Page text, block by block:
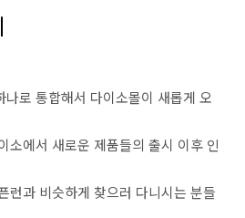
로 통합해서 다이소몰이 새롭게 오
소에서 새로운 제품들의 출시 이후 인
런과 비슷하게 찾으러 다니시는 분들